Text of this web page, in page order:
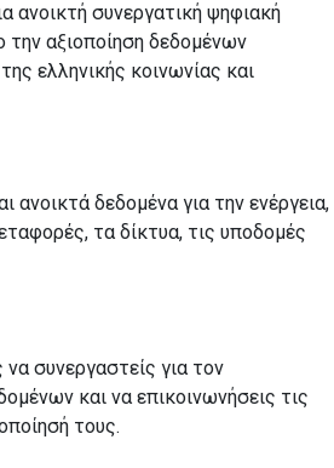
ανοικτή συνεργατική ψηφιακή
αξιοποίηση δεδομένων
ελληνικής κοινωνίας και
ανοικτά δεδομένα για την ενέργεια,
τα δίκτυα, τις υποδομές
συνεργαστείς για τον
και να επικοινωνήσεις τις
τους.